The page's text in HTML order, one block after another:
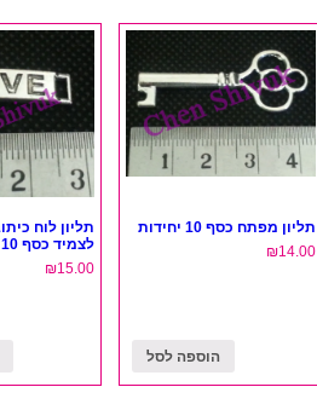
תליון מפתח כסף 10 יחידות
₪14.00
הוספה לסל
לצמיד כסף 10 יחידות
₪15.00